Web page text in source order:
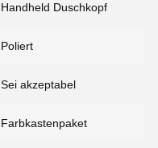
Handheld Duschkopf
Poliert
Sei akzeptabel
Farbkastenpaket